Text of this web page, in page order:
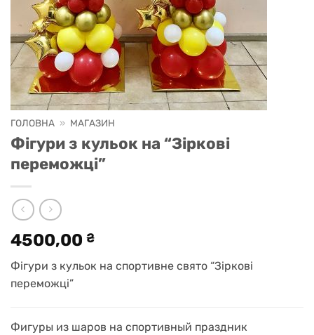
ГОЛОВНА » МАГАЗИН
Фігури з кульок на “Зіркові
переможці”
4500,00 ₴
Фігури з кульок на спортивне свято “Зіркові
переможці”
Фигуры из шаров на спортивный праздник